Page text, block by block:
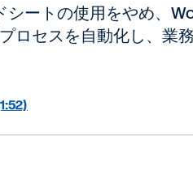
シートの使用をやめ、
ロセスを自動化し、業